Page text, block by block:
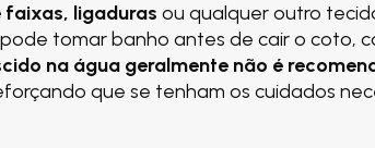
faixas, ligaduras ou qualquer outro
tomar banho antes de cair o coto,
na água geralmente não é
que se tenham os cuidados